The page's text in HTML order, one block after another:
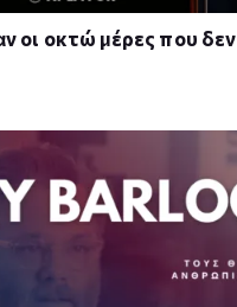
οι οκτώ μέρες που δεν